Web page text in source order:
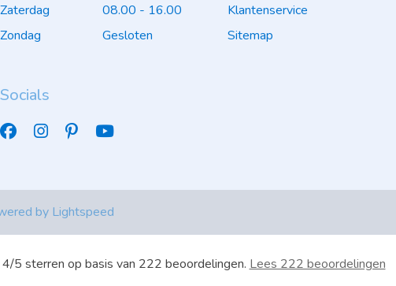
Zaterdag
08.00 - 16.00
Zondag
Gesloten
Socials
Klantenservice
Sitemap
by Lightspeed
4/5 sterren op basis van 222 beoordelingen.Lees 222 beoordelingen